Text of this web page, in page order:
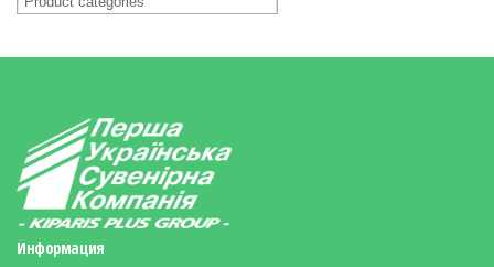
Информация